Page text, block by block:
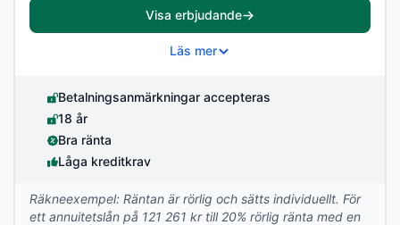
Visa erbjudande
Läs mer
Betalningsanmärkningar accepteras
18 år
Bra ränta
Låga kreditkrav
Räkneexempel: Räntan är rörlig och sätts individuellt. För
ett annuitetslån på 121 261 kr till 20% rörlig ränta med en